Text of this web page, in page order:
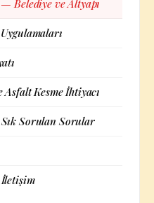
Belediye ve Altyapı
Asfalt Kesme İhtiyacı
Sorulan Sorular